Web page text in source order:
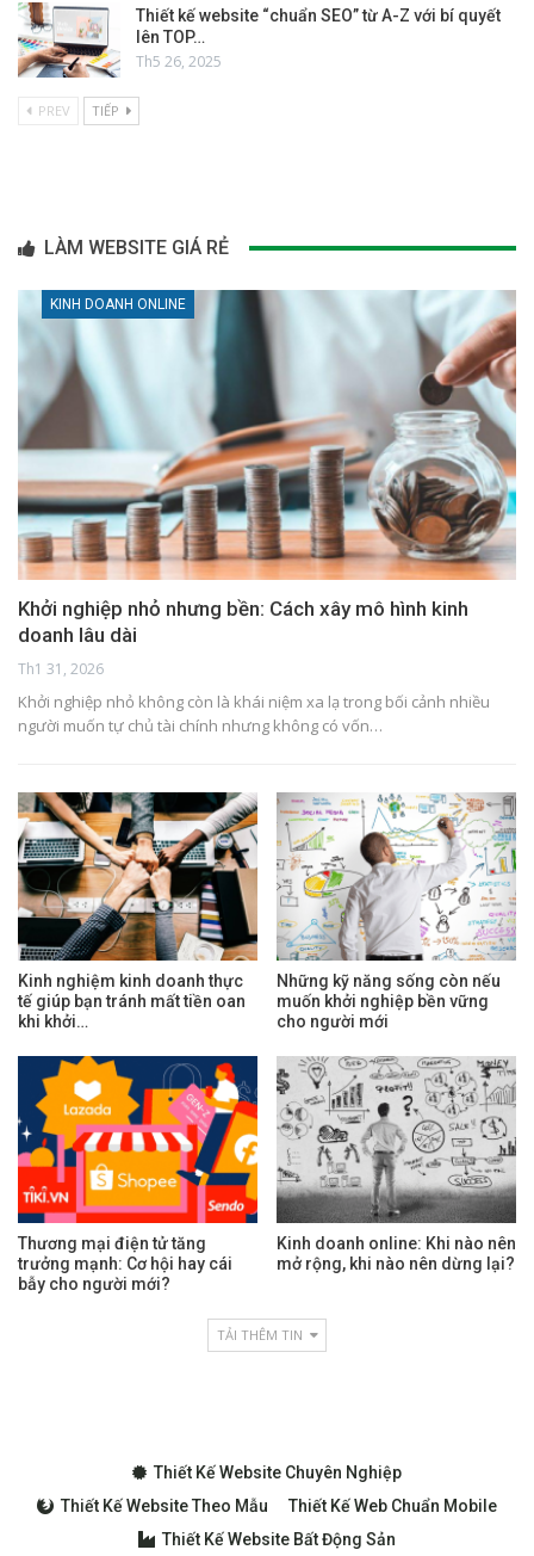
Thiết kế website “chuẩn SEO” từ A-Z với bí quyết
lên TOP…
Th5 26, 2025
PREV TIẾP
LÀM WEBSITE GIÁ RẺ
KINH DOANH ONLINE
Khởi nghiệp nhỏ nhưng bền: Cách xây mô hình kinh
doanh lâu dài
Th1 31, 2026
Khởi nghiệp nhỏ không còn là khái niệm xa lạ trong bối cảnh nhiều
người muốn tự chủ tài chính nhưng không có vốn…
Kinh nghiệm kinh doanh thực
tế giúp bạn tránh mất tiền oan
khi khởi…
Những kỹ năng sống còn nếu
muốn khởi nghiệp bền vững
cho người mới
Thương mại điện tử tăng
trưởng mạnh: Cơ hội hay cái
bẫy cho người mới?
Kinh doanh online: Khi nào nên
mở rộng, khi nào nên dừng lại?
TẢI THÊM TIN
Thiết Kế Website Chuyên Nghiệp
Thiết Kế Website Theo Mẫu
Thiết Kế Web Chuẩn Mobile
Thiết Kế Website Bất Động Sản